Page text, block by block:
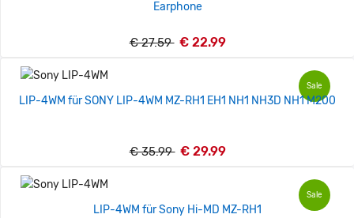
Earphone
€ 27.59 € 22.99
Sale
LIP-4WM für SONY LIP-4WM MZ-RH1 EH1 NH1 NH3D NH1 M200
€ 35.99 € 29.99
Sale
LIP-4WM für Sony Hi-MD MZ-RH1